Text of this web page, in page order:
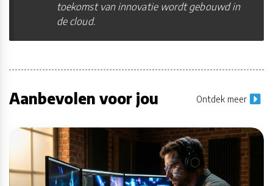
toekomst van innovatie wordt gebouwd in
de cloud.
Aanbevolen voor jou Ontdek meer